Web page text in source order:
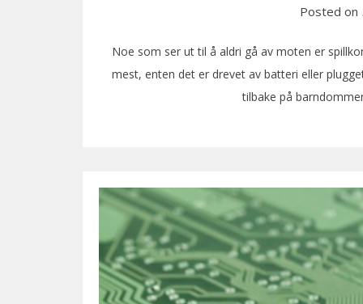
Posted on
Noe som ser ut til å aldri gå av moten er
mest, enten det er drevet av batteri eller
tilbake på